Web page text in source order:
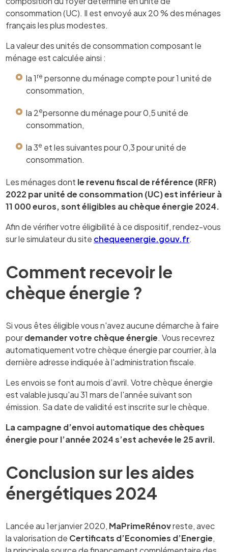
consommation (UC). Il est envoyé aux 20 % des ménages
français les plus modestes.
La valeur des unités de consommation composant le
ménage est calculée ainsi :
la 1 re personne du ménage compte pour 1 unité de
consommation,
la 2epersonne du ménage pour 0,5 unité de
consommation,
la 3e et les suivantes pour 0,3 pour unité de
consommation.
Les ménages dont le revenu fiscal de référence (RFR)
2022 par unité de consommation (UC) est inférieur à
11 000 euros, sont éligibles au chèque énergie 2024.
Afin de vérifier votre éligibilité à ce dispositif, rendez-vous
sur le simulateur du site chequeenergie.gouv.fr.
Comment recevoir le
chèque énergie ?
Si vous êtes éligible vous n'avez aucune démarche à faire
pourdemander votre chèque énergie. Vous recevrez
automatiquement votre chèque énergie par courrier, à la
dernière adresse indiquée à l'administration fiscale.
Les envois se font au mois d’avril. Votre chèque énergie
est valable jusqu'au 31 mars de l'année suivant son
émission. Sa date de validité est inscrite sur le chèque.
La campagne d’envoi automatique des chèques
énergie pour l’année 2024 s’est achevée le 25 avril.
Conclusion sur les aides
énergétiques 2024
Lancée au 1er janvier 2020, MaPrimeRénovreste, avec
la valorisation de Certificats d’Economies d’Energie,